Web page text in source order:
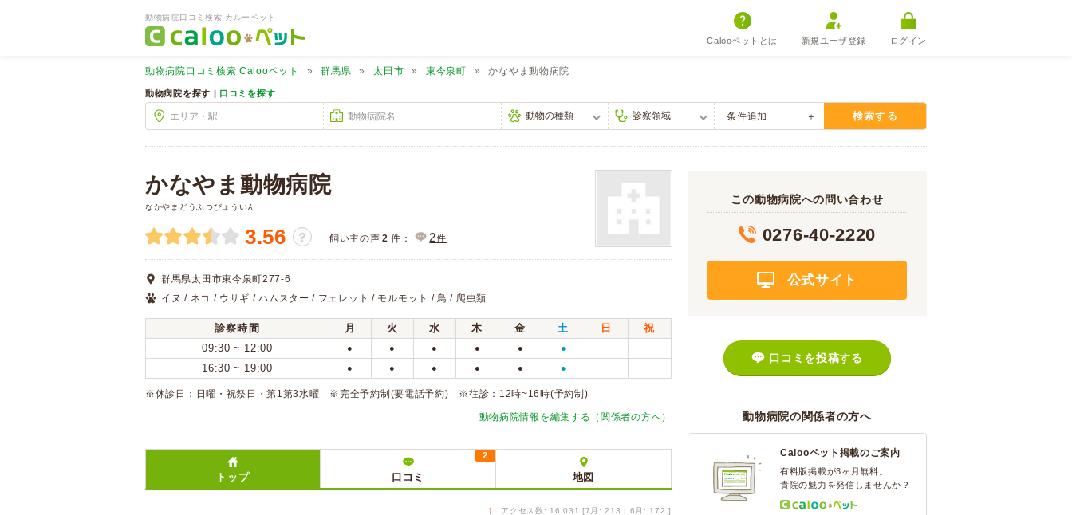
動物病院口コミ検索 カルーペット
Calooペットとは 新規ユーザ登録 ログイン
動物病院口コミ検索 Calooペット 群馬県 太田市 東今泉町 かなやま動物病院
動物病院を探す | 口コミを探す
条件追加 検索する
かなやま動物病院
なかやまどうぶつびょういん
3.56 ？ 飼い主の声 2 件： 2件
群馬県太田市東今泉町277-6
イヌ / ネコ / ウサギ / ハムスター / フェレット / モルモット / 鳥 / 爬虫類
診察時間 月 火 水 木 金 土 日
祝
09:30 ~ 12:00
● ● ● ● ● ●
16:30 ~ 19:00 ● ● ● ● ● ●
※休診日：日曜・祝祭日・第1第3水曜 ※完全予約制(要電話予約) ※往診：12時~16時(予約制)
動物病院情報を編集する（関係者の方へ）
トップ 口コミ
2
地図
↑ アクセス数: 16,031 [7月: 213 | 6月: 172 ]
この動物病院への問い合わせ
0276-40-2220
公式サイト
口コミを投稿する
動物病院の関係者の方へ
Calooペット掲載のご案内
有料版掲載が3ヶ月無料。
貴院の魅力を発信しませんか？